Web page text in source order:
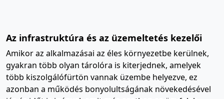
Az infrastruktúra és az üzemeltetés kezelői
Amikor az alkalmazásai az éles környezetbe kerülnek,
gyakran több olyan tárolóra is kiterjednek, amelyek
több kiszolgálófürtön vannak üzembe helyezve, ez
azonban a működés bonyolultságának növekedésével